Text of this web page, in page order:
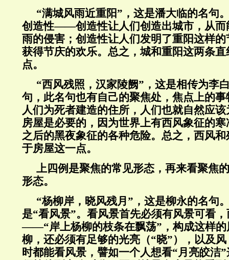
“满城风雨近重阳”，这是潘大临的名句
创造性——创造性让人们创造出城市，从而
雨的侵害；创造性让人们发明了重阳这样
获得节庆的欢乐。总之，城和重阳这两条
点。
“西风残照，汉家陵阙”，这是相传为李
句，此名句也有自己的聚焦处，焦点上的
人们为死者建造的住所，人们也就自然应
房屋是必要的，因为世界上有西风象征的
之后的黑夜象征的各种危险。总之，西风
于房屋这一点。
上四例是聚焦的常见形态，再来看聚焦
形态。
“杨柳岸，晓风残月”，这是柳永的名句
是“看风景”。看风景首先必须有风景可看
——“岸上杨柳的枝条在飘荡”，构成这样的
柳，还必须有足够的光亮（“晓”），以及
时都能看风景，譬如一个人想看“月亮皎洁